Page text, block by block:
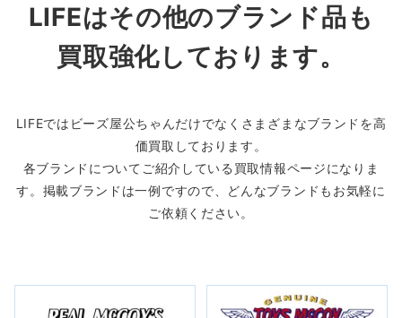
LIFEはその他のブランド品も
買取強化しております。
LIFEではビーズ屋公ちゃんだけでなくさまざまなブランドを高
価買取しております。
各ブランドについてご紹介している買取情報ページになりま
す。掲載ブランドは一例ですので、どんなブランドもお気軽に
ご依頼ください。